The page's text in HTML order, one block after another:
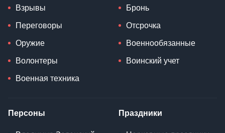
Взрывы
Переговоры
Оружие
Волонтеры
Военная техника
Бронь
Отсрочка
Военнообязанные
Воинский учет
Персоны Праздники